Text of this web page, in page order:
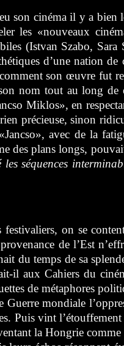
son cinéma il y a bien
les «nouveaux
(Istvan Szabo,
d’une nation
son œuvre fut
nom tout au long de
Miklos», en
précieuse, sinon
avec de la
des plans longs,
séquences
on se
de l’Est
du temps de sa
il aux Cahiers du
de métaphores
mondiale
Puis vint
la Hongrie comme